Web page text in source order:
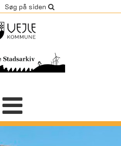
Søg på siden